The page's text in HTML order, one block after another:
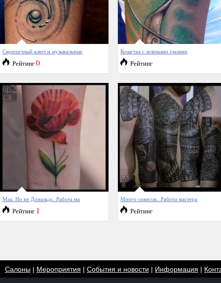
Скрипичный ключ и музыкальные
Рейтинг0
Кошечка с зелеными глазами
Рейтинг
Мак. Но не Дональдс. Работа ма
Рейтинг 1
Много сеансов...Работа мастера
Рейтинг
Салоны| Мероприятия | События и новости | Информация |